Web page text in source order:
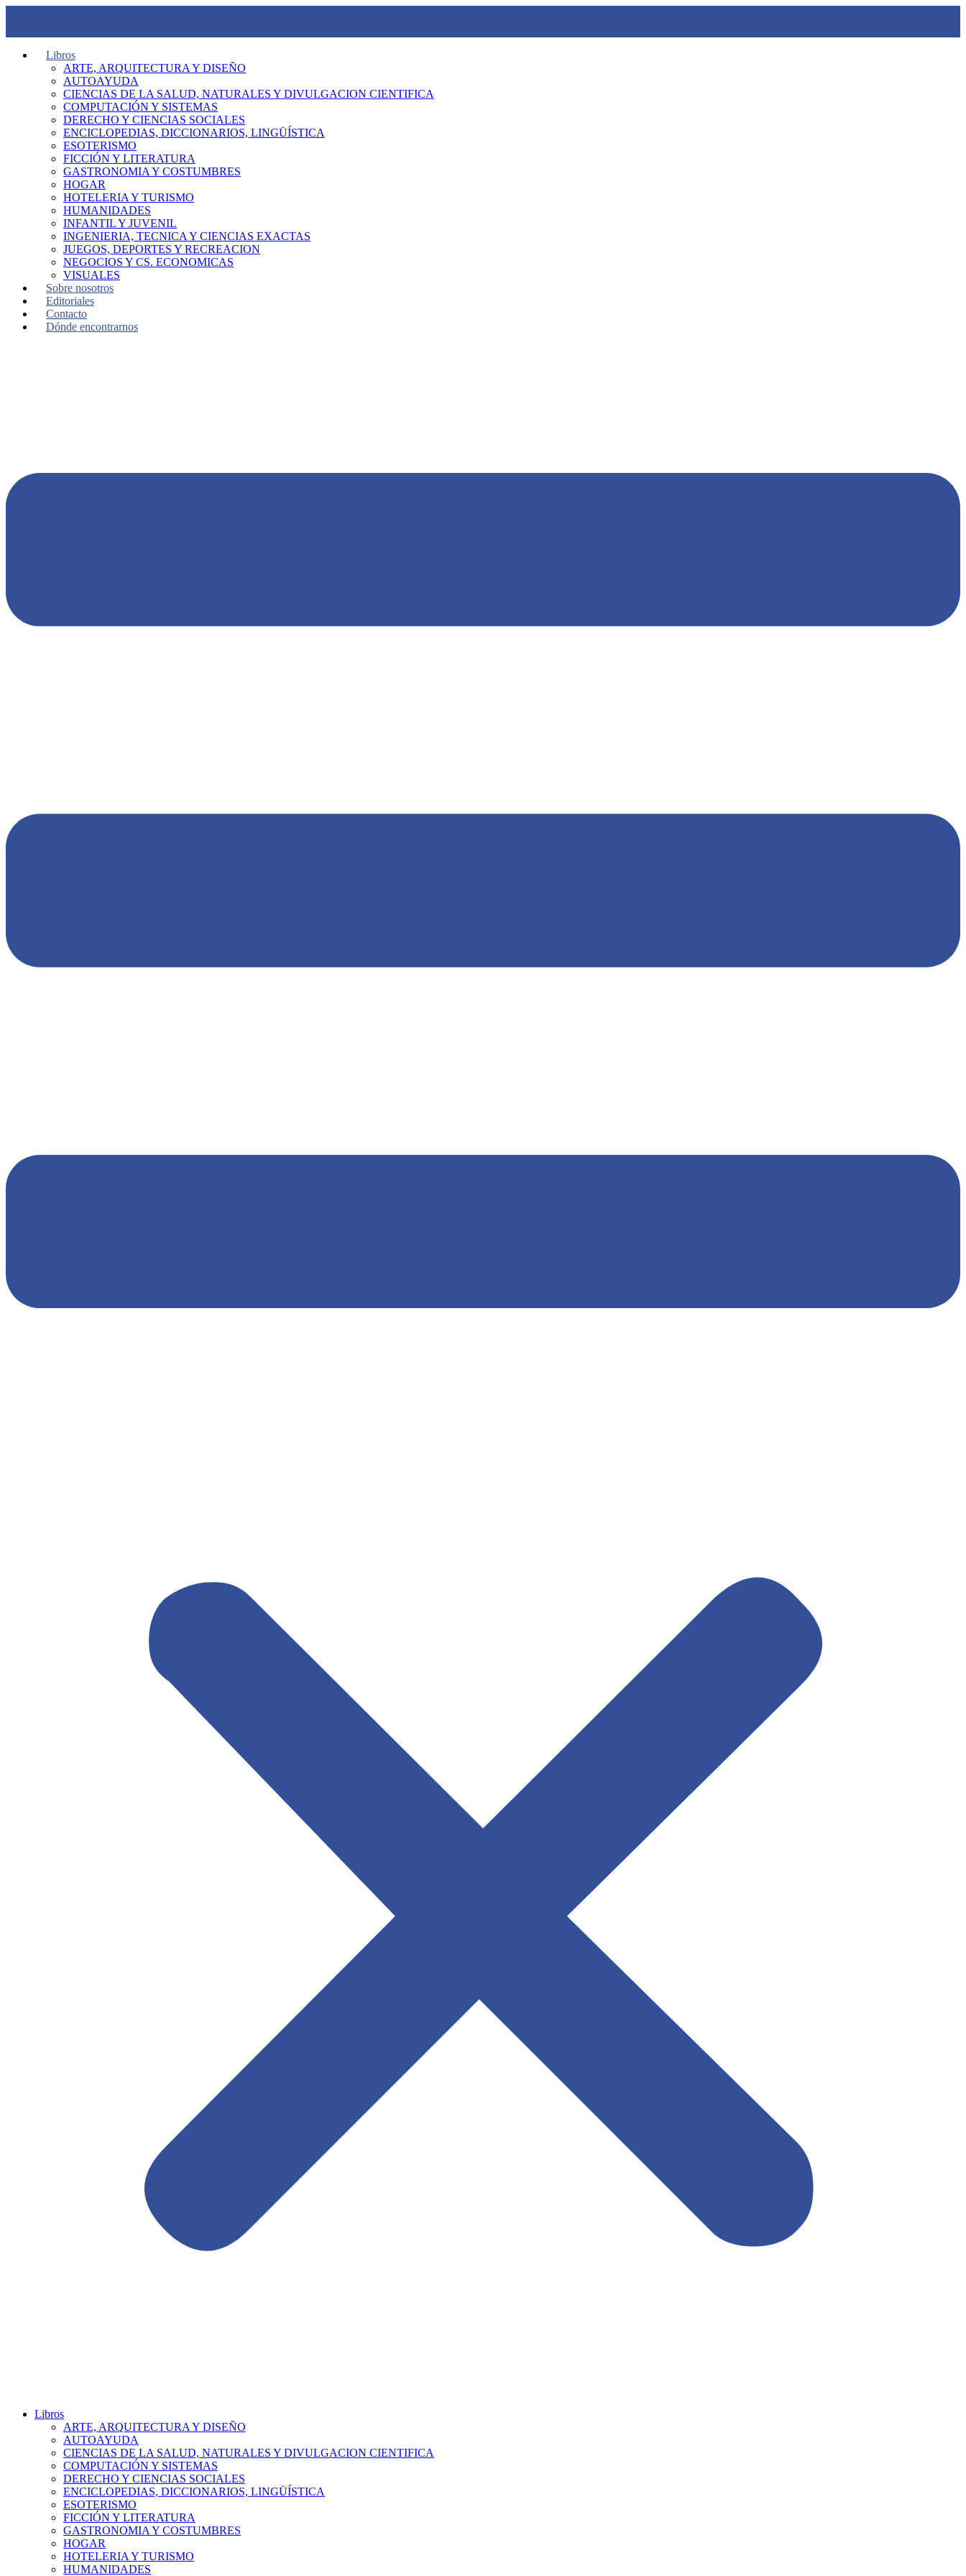
Libros
ARTE, ARQUITECTURA Y DISEÑO
AUTOAYUDA
CIENCIAS DE LA SALUD, NATURALES Y DIVULGACION CIENTIFICA
COMPUTACIÓN Y SISTEMAS
DERECHO Y CIENCIAS SOCIALES
ENCICLOPEDIAS, DICCIONARIOS, LINGÜÍSTICA
ESOTERISMO
FICCIÓN Y LITERATURA
GASTRONOMIA Y COSTUMBRES
HOGAR
HOTELERIA Y TURISMO
HUMANIDADES
INFANTIL Y JUVENIL
INGENIERIA, TECNICA Y CIENCIAS EXACTAS
JUEGOS, DEPORTES Y RECREACION
NEGOCIOS Y CS. ECONOMICAS
VISUALES
Sobre nosotros
Editoriales
Contacto
Dónde encontrarnos
Libros
ARTE, ARQUITECTURA Y DISEÑO
AUTOAYUDA
CIENCIAS DE LA SALUD, NATURALES Y DIVULGACION CIENTIFICA
COMPUTACIÓN Y SISTEMAS
DERECHO Y CIENCIAS SOCIALES
ENCICLOPEDIAS, DICCIONARIOS, LINGÜÍSTICA
ESOTERISMO
FICCIÓN Y LITERATURA
GASTRONOMIA Y COSTUMBRES
HOGAR
HOTELERIA Y TURISMO
HUMANIDADES